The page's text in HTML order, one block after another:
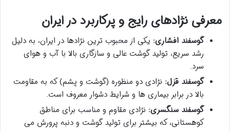
معرفی نژادهای رایج و پرکاربرد در ایران
گوسفند افشاری: یکی از محبوب ترین نژادها در ایران، به دلیل
رشد سریع، تولید گوشت عالی و سازگاری بالا با آب و هوای
سرد.
گوسفند قزل: نژادی دو منظوره (گوشت و پشم) که به مقاومت
بالا در برابر بیماری ها و شرایط دشوار معروف است.
گوسفند سنگسری: نژادی مقاوم و مناسب برای مناطق
کوهستانی، که بیشتر برای تولید گوشت و دنبه پرورش می